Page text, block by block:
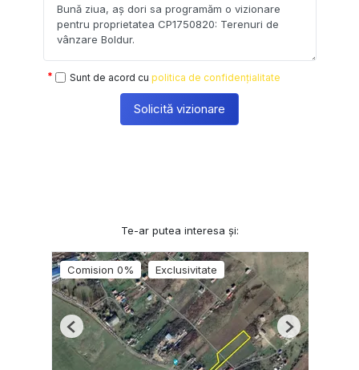
Sunt de acord cu politica de confidențialitate
Solicită vizionare
Te-ar putea interesa și:
Comision 0% Exclusivitate
Previous Next